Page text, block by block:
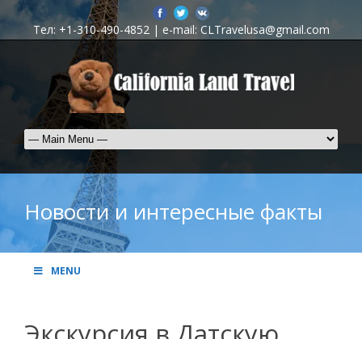
Тел: +1-310-490-4852 | e-mail: CLTravelusa@gmail.com
Новости и интересные факты
MENU